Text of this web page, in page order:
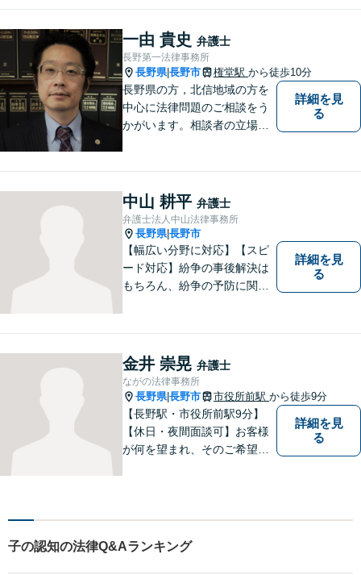
士が親身にサポートします。
どんな小さなお悩みでも、ま
ずはお気軽にご相談くださ
い。【完全個室で相談】
一由 貴史 弁護士
長野第一法律事務所
長野県|長野市 権堂駅 から徒歩10分
長野県の方，北信地域の方を
中心に法律問題のご相談をう
かがいます。相談者の立場を
詳細を見
る
中山 耕平 弁護士
弁護士法人中山法律事務所
長野県|長野市
【幅広い分野に対応】【スピ
ード対応】紛争の事後解決は
もちろん、紛争の予防に関す
ら弁護士へ事前に法律相談を
する癖をつけることを勧めて
おります。早期相談が早期解
決に繋がりますのでお気軽に
ご相談ください。
詳細を見
る
金井 崇晃 弁護士
ながの法律事務所
長野県|長野市 市役所前駅 から徒歩9分
【長野駅・市役所前駅9分】
【休日・夜間面談可】お客様
が何を望まれ、そのご希望を
合っています。 できる限り負
担を軽減し、スピーディーな
解決を目指すことを信条とし
詳細を見
る
子の認知の法律Q&Aランキング